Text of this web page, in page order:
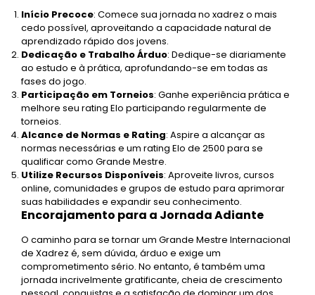
Início Precoce: Comece sua jornada no xadrez o mais
cedo possível, aproveitando a capacidade natural de
aprendizado rápido dos jovens.
Dedicação e Trabalho Árduo: Dedique-se diariamente
ao estudo e à prática, aprofundando-se em todas as
fases do jogo.
Participação em Torneios: Ganhe experiência prática e
melhore seu rating Elo participando regularmente de
torneios.
Alcance de Normas e Rating: Aspire a alcançar as
normas necessárias e um rating Elo de 2500 para se
qualificar como Grande Mestre.
Utilize Recursos Disponíveis: Aproveite livros, cursos
online, comunidades e grupos de estudo para aprimorar
suas habilidades e expandir seu conhecimento.
Encorajamento para a Jornada Adiante
O caminho para se tornar um Grande Mestre Internacional
de Xadrez é, sem dúvida, árduo e exige um
comprometimento sério. No entanto, é também uma
jornada incrivelmente gratificante, cheia de crescimento